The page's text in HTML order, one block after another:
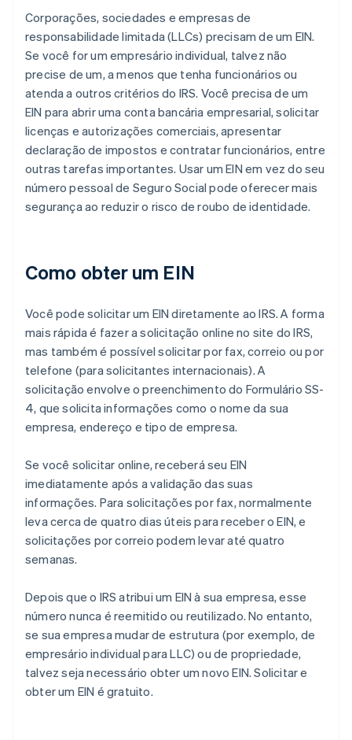
Corporações, sociedades e empresas de
responsabilidade limitada (LLCs) precisam de um EIN.
Se você for um empresário individual, talvez não
precise de um, a menos que tenha funcionários ou
atenda a outros critérios do IRS. Você precisa de um
EIN para abrir uma conta bancária empresarial, solicitar
licenças e autorizações comerciais, apresentar
declaração de impostos e contratar funcionários, entre
outras tarefas importantes. Usar um EIN em vez do seu
número pessoal de Seguro Social pode oferecer mais
segurança ao reduzir o risco de roubo de identidade.
Como obter um EIN
Você pode solicitar um EIN diretamente ao IRS. A forma
mais rápida é fazer a solicitação online no site do IRS,
mas também é possível solicitar por fax, correio ou por
telefone (para solicitantes internacionais). A
solicitação envolve o preenchimento do Formulário SS-
4, que solicita informações como o nome da sua
empresa, endereço e tipo de empresa.
Se você solicitar online, receberá seu EIN
imediatamente após a validação das suas
informações. Para solicitações por fax, normalmente
leva cerca de quatro dias úteis para receber o EIN, e
solicitações por correio podem levar até quatro
semanas.
Depois que o IRS atribui um EIN à sua empresa, esse
número nunca é reemitido ou reutilizado. No entanto,
se sua empresa mudar de estrutura (por exemplo, de
empresário individual para LLC) ou de propriedade,
talvez seja necessário obter um novo EIN. Solicitar e
obter um EIN é gratuito.